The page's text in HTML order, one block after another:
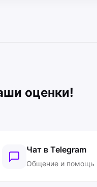
оценки!
Чат в Telegram
Общение и помощь